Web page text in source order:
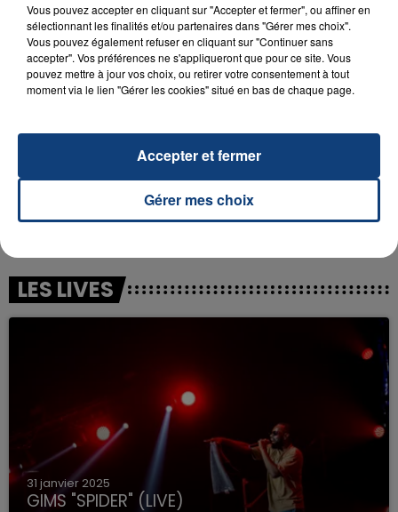
1h45
1h45 1h41
1h41
LES LIVES
31 janvier 2025
GIMS "SPIDER" (LIVE)
Vous pouvez accepter en cliquant sur "Accepter et fermer", ou affiner en
sélectionnant les finalités et/ou partenaires dans "Gérer mes choix".
Vous pouvez également refuser en cliquant sur "Continuer sans
accepter". Vos préférences ne s'appliqueront que pour ce site. Vous
pouvez mettre à jour vos choix, ou retirer votre consentement à tout
moment via le lien "Gérer les cookies" situé en bas de chaque page.
Gérer mes choix
Accepter et fermer